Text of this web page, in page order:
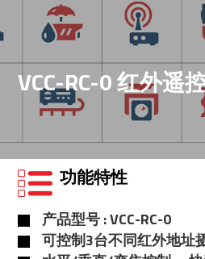
VCC-RC-0 红外遥
功能特性
产品型号 : VCC-RC-0
可控制3台不同红外地址